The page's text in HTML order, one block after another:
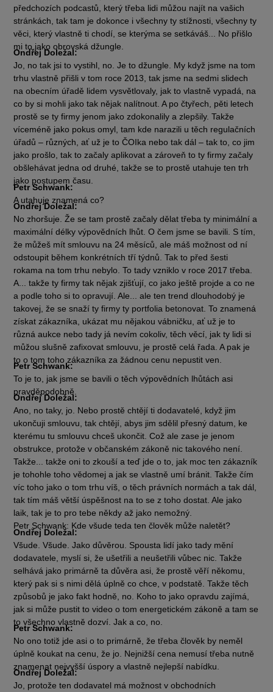
předchozích podcastů, který třeba lidi můžou najít na vašich
stránkách, tak tam je dokonce i všechny ty stížnosti, všechny ty
věci, který vlastně ti chodí, se kterýma se setkáváš... No přišlo
mi to jako obrovská džungle.
Ondřej Doležal:
Jo, no tak jsi to vystihl, no. Je to džungle. My když jsme na tom
trhu vlastně přišli v tom roce 2013, tak jsme na sedmi slidech
na obecním úřadě lidem vysvětlovaly, jak to vlastně vypadá, na
co by si mohli jako tak nějak nalítnout. A po čtyřech, pěti letech
prostě se ty firmy jenom jako zdokonalily a zlepšily. Takže
víceméně jako pokus omyl, tam kde narazili u těch regulačních
úřadů – různých, ať už je to ČOIka nebo tak dál – tak to, co jim
jako prošlo, tak to začaly aplikovat a zároveň to ty firmy začaly
obšlehávat jedna od druhé, takže se to prostě utahuje ten trh
jako postupem času.
Petr Schwank:
A utahuje znamená co?
Ondřej Doležal:
No zhoršuje. Že se tam prostě začaly dělat třeba ty minimální a
maximální délky výpovědních lhůt. O čem jsme se bavili. S tím,
že můžeš mít smlouvu na 24 měsíců, ale máš možnost od ní
odstoupit během konkrétních tří týdnů. Tak to před šesti
rokama na tom trhu nebylo. To tady vzniklo v roce 2017 třeba.
A... takže ty firmy tak nějak zjišťují, co jako ještě projde a co ne
a podle toho si to opravují. Ale... ale ten trend dlouhodobý je
takovej, že se snaží ty firmy ty portfolia betonovat. To znamená
získat zákazníka, ukázat mu nějakou vábničku, ať už je to
různá aukce nebo tady já nevím cokoliv, těch věcí, jak ty lidi si
můžou slušně zafixovat smlouvu, je prostě celá řada. A pak je
to o tom toho zákazníka za žádnou cenu nepustit ven.
Petr Schwank:
To je to, jak jsme se bavili o těch výpovědních lhůtách asi
pravděpodobně.
Ondřej Doležal:
Ano, no taky, jo. Nebo prostě chtějí ti dodavatelé, když jim
ukončuji smlouvu, tak chtějí, abys jim sdělil přesný datum, ke
kterému tu smlouvu chceš ukončit. Což ale zase je jenom
obstrukce, protože v občanském zákoně nic takového není.
Takže... takže oni to zkouší a teď jde o to, jak moc ten zákazník
je tohohle toho vědomej a jak se vlastně umí bránit. Takže čím
víc toho jako o tom trhu víš, o těch právních normách a tak dál,
tak tím máš větší úspěšnost na to se z toho dostat. Ale jako
laik, tak je to pro tebe někdy až jako nemožný.
Petr Schwank: Kde všude teda ten člověk může naletět?
Ondřej Doležal:
Všude. Všude. Jako důvěrou. Spousta lidí jako tady mění
dodavatele, myslí si, že ušetřili a neušetřili vůbec nic. Takže
selhává jako primárně ta důvěra asi, že prostě věří někomu,
který pak si s nimi dělá úplně co chce, v podstatě. Takže těch
způsobů je jako fakt hodně, no. Koho to jako opravdu zajímá,
jak si může pustit to video o tom energetickém zákoně a tam se
to všechno vlastně dozví. Jak a co, no.
Petr Schwank:
No ono totiž jde asi o to primárně, že třeba člověk by neměl
úplně koukat na cenu, že jo. Nejnižší cena nemusí třeba nutně
znamenat nejvyšší úspory a vlastně nejlepší nabídku.
Ondřej Doležal:
Jo, protože ten dodavatel má možnost v obchodních